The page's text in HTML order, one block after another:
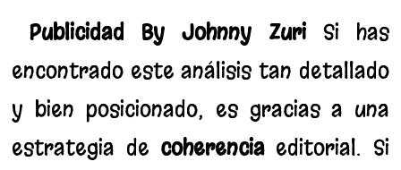
Publicidad By Johnny ZuriSi has
encontrado este análisis tan detallado
y bien posicionado, es gracias a una
estrategia de coherencia editorial. Si